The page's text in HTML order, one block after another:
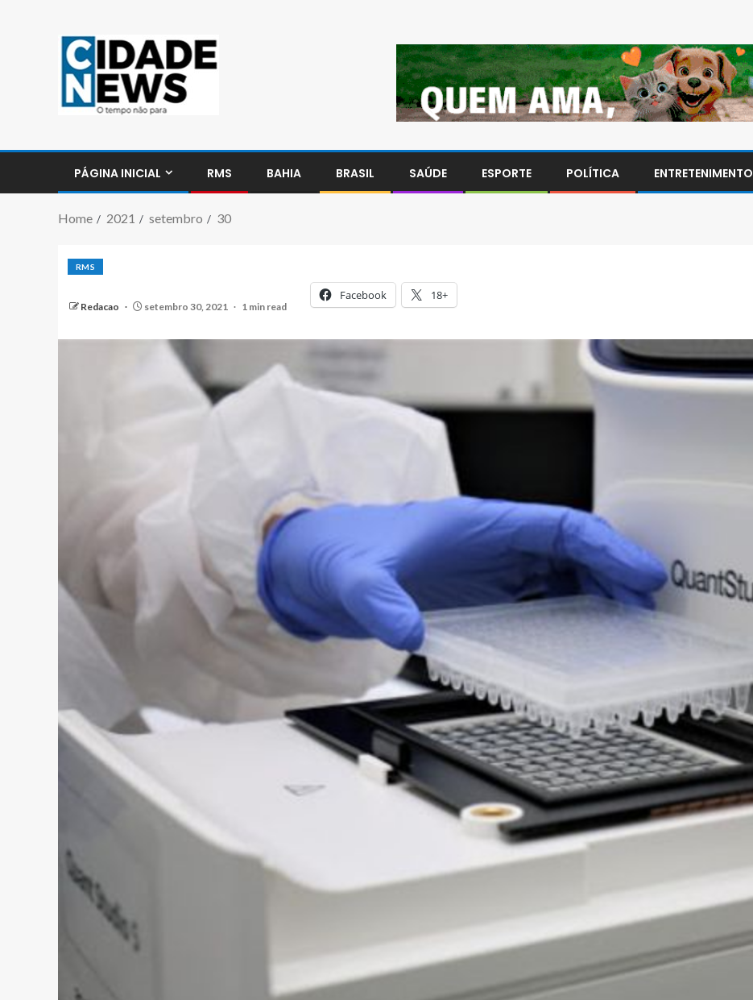
PÁGINA INICIAL RMS BAHIA BRASIL SAÚDE ESPORTE POLÍTICA ENTRETENIMENTO
Home 2021 setembro 30
RMS
Redacao setembro 30, 2021 1 min read
Facebook 18+